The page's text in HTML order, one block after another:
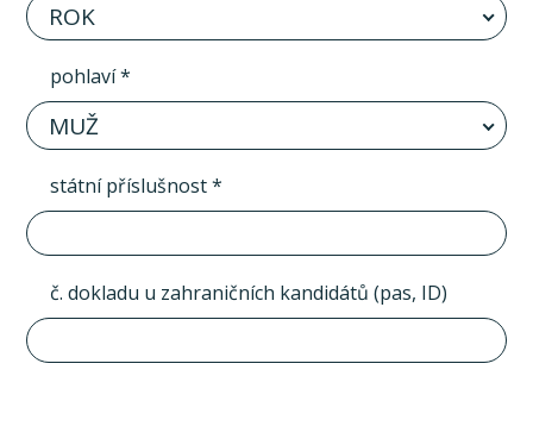
ROK
pohlaví *
MUŽ
státní příslušnost *
č. dokladu u zahraničních kandidátů (pas, ID)